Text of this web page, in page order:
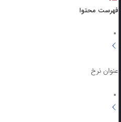
فهرست محتوا
عنوان نرخ